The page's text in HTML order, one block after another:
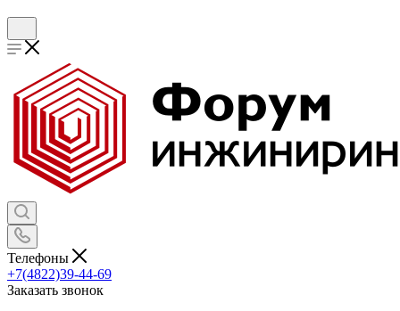
Телефоны
+7(4822)39-44-69
Заказать звонок